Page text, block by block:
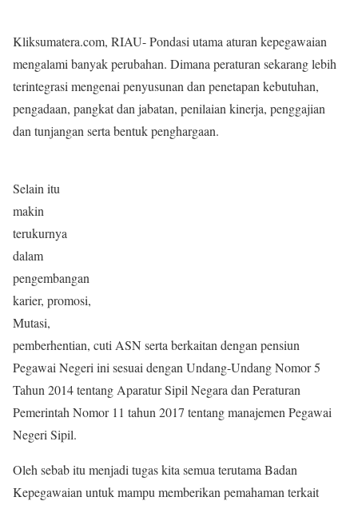
Kliksumatera.com, RIAU- Pondasi utama aturan kepegawaian
mengalami banyak perubahan. Dimana peraturan sekarang lebih
terintegrasi mengenai penyusunan dan penetapan kebutuhan,
pengadaan, pangkat dan jabatan, penilaian kinerja, penggajian
dan tunjangan serta bentuk penghargaan.
Selain itu
makin
terukurnya
dalam
pengembangan
karier, promosi,
Mutasi,
pemberhentian, cuti ASN serta berkaitan dengan pensiun
Pegawai Negeri ini sesuai dengan Undang-Undang Nomor 5
Tahun 2014 tentang Aparatur Sipil Negara dan Peraturan
Pemerintah Nomor 11 tahun 2017 tentang manajemen Pegawai
Negeri Sipil.
Oleh sebab itu menjadi tugas kita semua terutama Badan
Kepegawaian untuk mampu memberikan pemahaman terkait